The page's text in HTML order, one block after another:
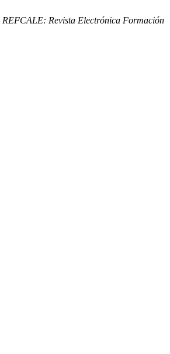
REFCALE: Revista Electrónica Formación